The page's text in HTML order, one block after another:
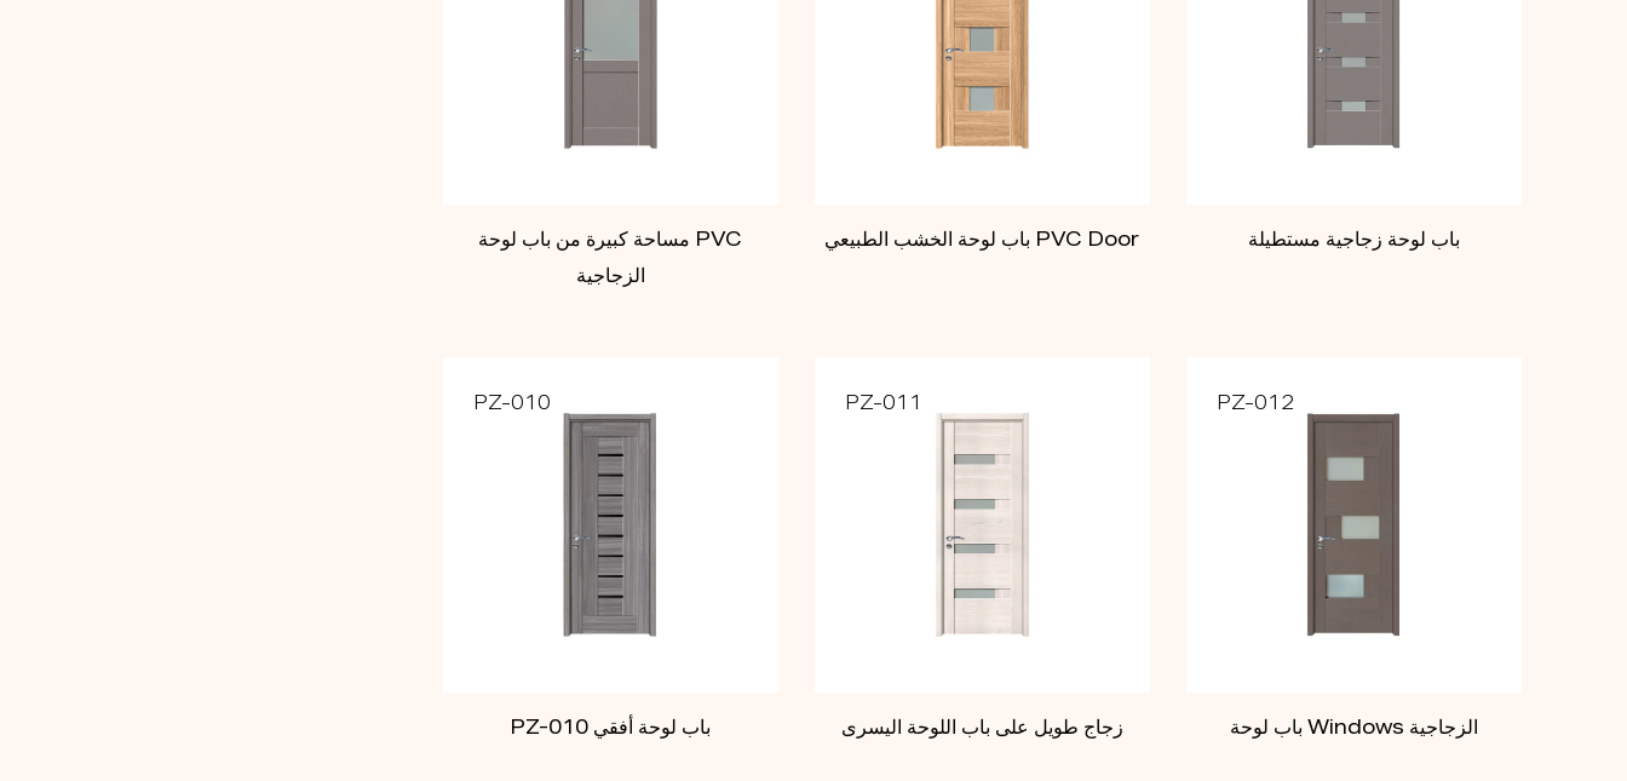
مساحة كبيرة من باب لوحة PVC
الزجاجية
باب لوحة الخشب الطبيعي PVC Door باب لوحة زجاجية مستطيلة
PZ-010
PZ-010 باب لوحة أفقي
PZ-011
زجاج طويل على باب اللوحة اليسرى
PZ-012
باب لوحة Windows الزجاجية